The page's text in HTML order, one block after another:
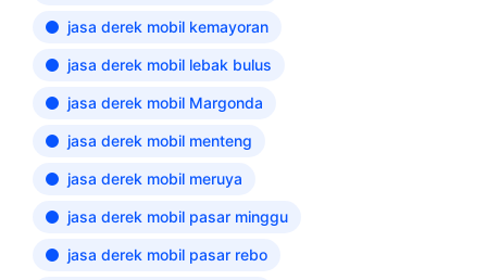
jasa derek mobil kemayoran
jasa derek mobil lebak bulus
jasa derek mobil Margonda
jasa derek mobil menteng
jasa derek mobil meruya
jasa derek mobil pasar minggu
jasa derek mobil pasar rebo